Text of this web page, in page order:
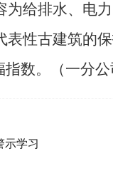
给排水、电力
性古建筑的
数。（一分公
示学习